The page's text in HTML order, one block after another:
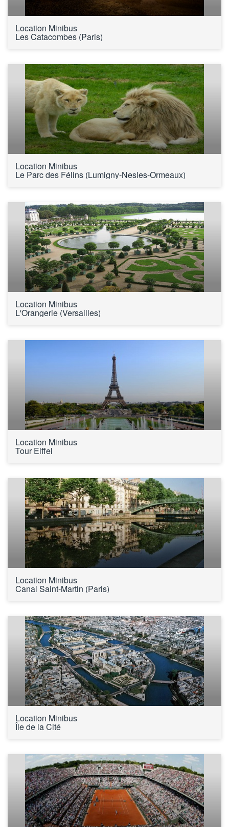
Location Minibus
Les Catacombes (Paris)
Location Minibus
Le Parc des Félins (Lumigny-Nesles-Ormeaux)
Location Minibus
L'Orangerie (Versailles)
Location Minibus
Tour Eiffel
Location Minibus
Canal Saint-Martin (Paris)
Location Minibus
Île de la Cité